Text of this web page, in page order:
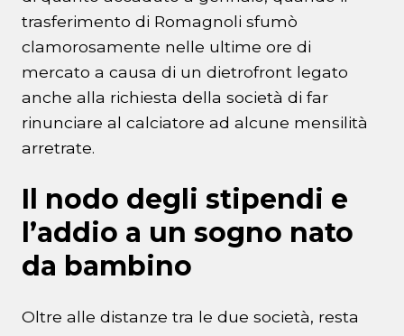
trasferimento di Romagnoli sfumò
clamorosamente nelle ultime ore di
mercato a causa di un dietrofront legato
anche alla richiesta della società di far
rinunciare al calciatore ad alcune mensilità
arretrate.
Il nodo degli stipendi e
l’addio a un sogno nato
da bambino
Oltre alle distanze tra le due società, resta